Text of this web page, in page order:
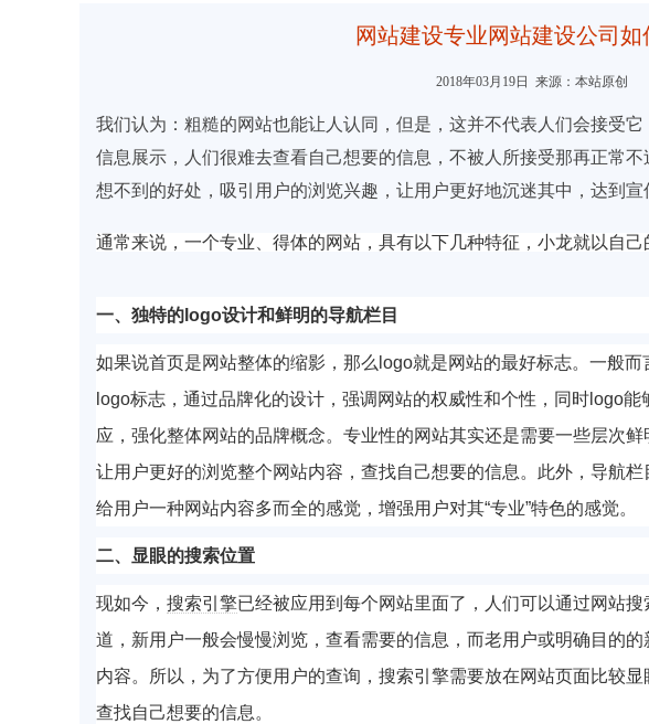
网站建设专业网站建设公司如
2018年03月19日 来源：本站原创
我们认为：粗糙的网站也能让人认同，但是，这并不代表人们会接受
信息展示，人们很难去查看自己想要的信息，不被人所接受那再正常
想不到的好处，吸引用户的浏览兴趣，让用户更好地沉迷其中，达到宣
通常来说，一个专业、得体的网站，具有以下几种特征，小龙就以自己
一、独特的logo设计和鲜明的导航栏目
如果说首页是网站整体的缩影，那么logo就是网站的最好标志。一般
logo标志，通过品牌化的设计，强调网站的权威性和个性，同时logo
应，强化整体网站的品牌概念。 专业性的网站其实还是需要一些层次
让用户更好的浏览整个网站内容，查找自己想要的信息。此外，导航
给用户一种网站内容多而全的感觉，增强用户对其“专业”特色的感觉。
二、显眼的搜索位置
现如今， 搜索引擎已经被应用到每个网站里面了，人们可以通过网站
道，新用户一般会慢慢浏览，查看需要的信息，而老用户或明确目的的
内容。所以，为了方便用户的查询，搜索引擎需要放在网站页面比较
查找自己想要的信息。